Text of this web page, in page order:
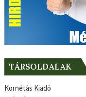
TÁRSOLDALAK
Kornétás Kiadó